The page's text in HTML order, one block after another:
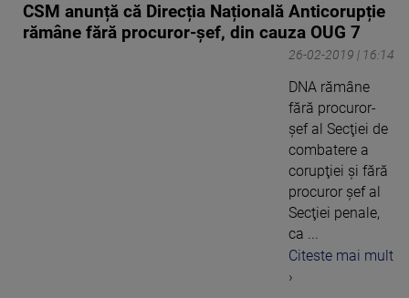
CSM anunță că Direcția Națională Anticorupție
rămâne fără procuror-șef, din cauza OUG 7
26-02-2019 | 16:14
DNA rămâne
fără procuror-
şef al Secţiei de
combatere a
corupţiei şi fără
procuror şef al
Secţiei penale,
ca ...
Citeste mai mult
›